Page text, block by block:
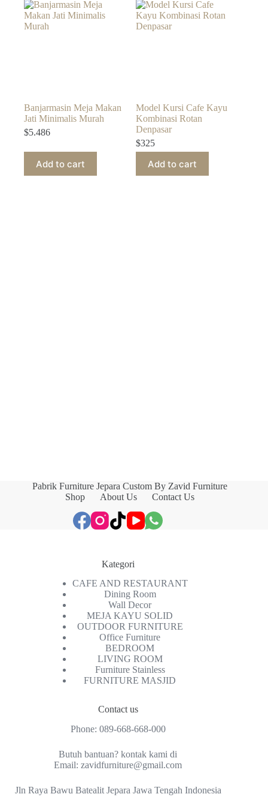
Banjarmasin Meja Makan
Jati Minimalis Murah
$5.486
Add to cart
Model Kursi Cafe Kayu
Kombinasi Rotan
Denpasar
$325
Add to cart
Pabrik Furniture Jepara Custom By Zavid Furniture
Shop
About Us Contact Us
Kategori
CAFE AND RESTAURANT
Dining Room
Wall Decor
MEJA KAYU SOLID
OUTDOOR FURNITURE
Office Furniture
BEDROOM
LIVING ROOM
Furniture Stainless
FURNITURE MASJID
Contact us
Phone: 089-668-668-000
Butuh bantuan? kontak kami di
Email:zavidfurniture@gmail.com
Jln Raya Bawu Batealit Jepara Jawa Tengah Indonesia